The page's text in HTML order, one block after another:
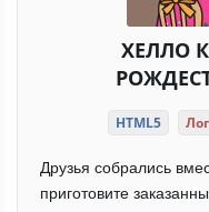
ХЕЛЛО
HTML5
Друзья собрались
приготовите